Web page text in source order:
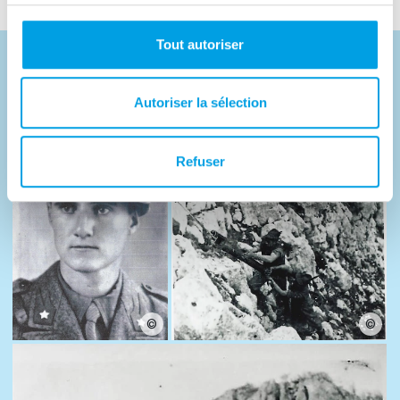
Tout autoriser
Autoriser la sélection
Refuser
Photos
© ©